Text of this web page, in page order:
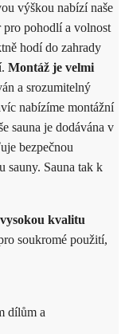
výškou nabízí naše
pohodlí a volnost
hodí do zahrady
Montáž je velmi
a srozumitelný
nabízíme montážní
sauna je dodávána v
bezpečnou
sauny. Sauna tak k
vysokou kvalitu
soukromé použití,
dílům a